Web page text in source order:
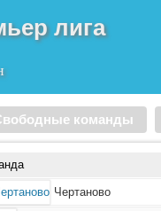
лига
команды
Чертаново